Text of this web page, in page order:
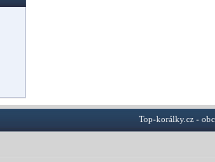
Top-korálky.cz -